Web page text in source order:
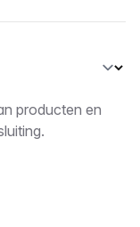
producten en